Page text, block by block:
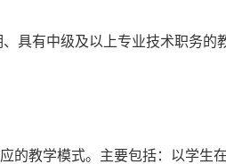
具有中级及以上专业技术职务的